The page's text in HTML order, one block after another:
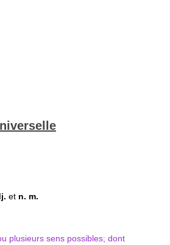
et n. m.
plusieurs sens possibles; dont